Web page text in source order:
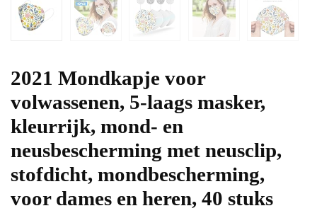
2021 Mondkapje voor
volwassenen, 5-laags masker,
kleurrijk, mond- en
neusbescherming met neusclip,
stofdicht, mondbescherming,
voor dames en heren, 40 stuks